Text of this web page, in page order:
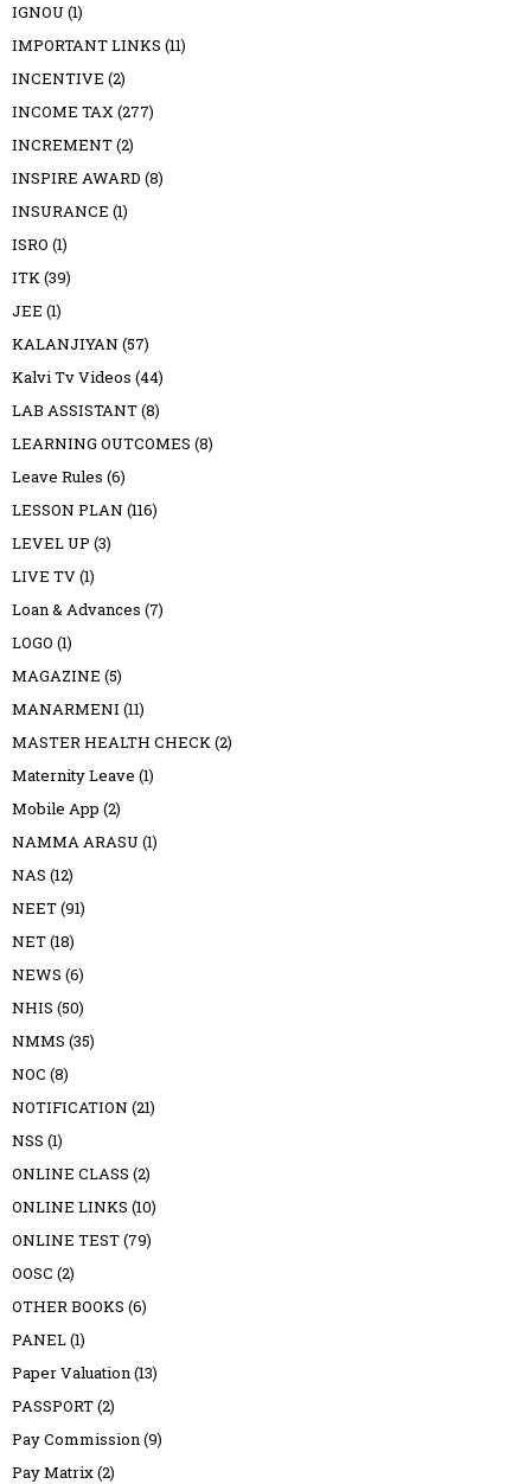
IGNOU (1)
IMPORTANT LINKS (11)
INCENTIVE (2)
INCOME TAX(277)
INCREMENT(2)
INSPIRE AWARD (8)
INSURANCE (1)
ISRO (1)
ITK(39)
JEE (1)
KALANJIYAN (57)
Kalvi Tv Videos (44)
LAB ASSISTANT(8)
LEARNING OUTCOMES (8)
Leave Rules (6)
LESSON PLAN (116)
LEVEL UP (3)
LIVE TV(1)
Loan & Advances (7)
LOGO (1)
MAGAZINE (5)
MANARMENI (11)
MASTER HEALTH CHECK(2)
Maternity Leave (1)
Mobile App (2)
NAMMA ARASU (1)
NAS (12)
NEET(91)
NET(18)
NEWS (6)
NHIS (50)
NMMS (35)
NOC (8)
NOTIFICATION (21)
NSS (1)
ONLINE CLASS (2)
ONLINE LINKS (10)
ONLINE TEST(79)
OOSC (2)
OTHER BOOKS (6)
PANEL(1)
Paper Valuation(13)
PASSPORT(2)
Pay Commission(9)
Pay Matrix(2)